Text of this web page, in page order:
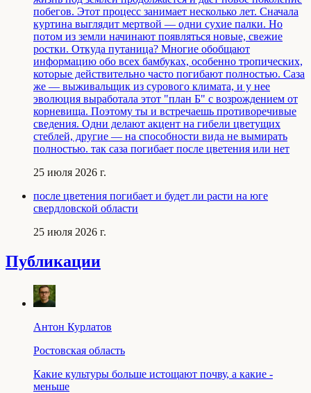
побегов. Этот процесс занимает несколько лет. Сначала
куртина выглядит мертвой — одни сухие палки. Но
потом из земли начинают появляться новые, свежие
ростки. Откуда путаница? Многие обобщают
информацию обо всех бамбуках, особенно тропических,
которые действительно часто погибают полностью. Саза
же — выживальщик из сурового климата, и у нее
эволюция выработала этот "план Б" с возрождением от
корневища. Поэтому ты и встречаешь противоречивые
сведения. Одни делают акцент на гибели цветущих
стеблей, другие — на способности вида не вымирать
полностью. так саза погибает после цветения или нет
25 июля 2026 г.
после цветения погибает и будет ли расти на юге
свердловской области
25 июля 2026 г.
Публикации
Антон Курлатов
Ростовская область
Какие культуры больше истощают почву, а какие -
меньше